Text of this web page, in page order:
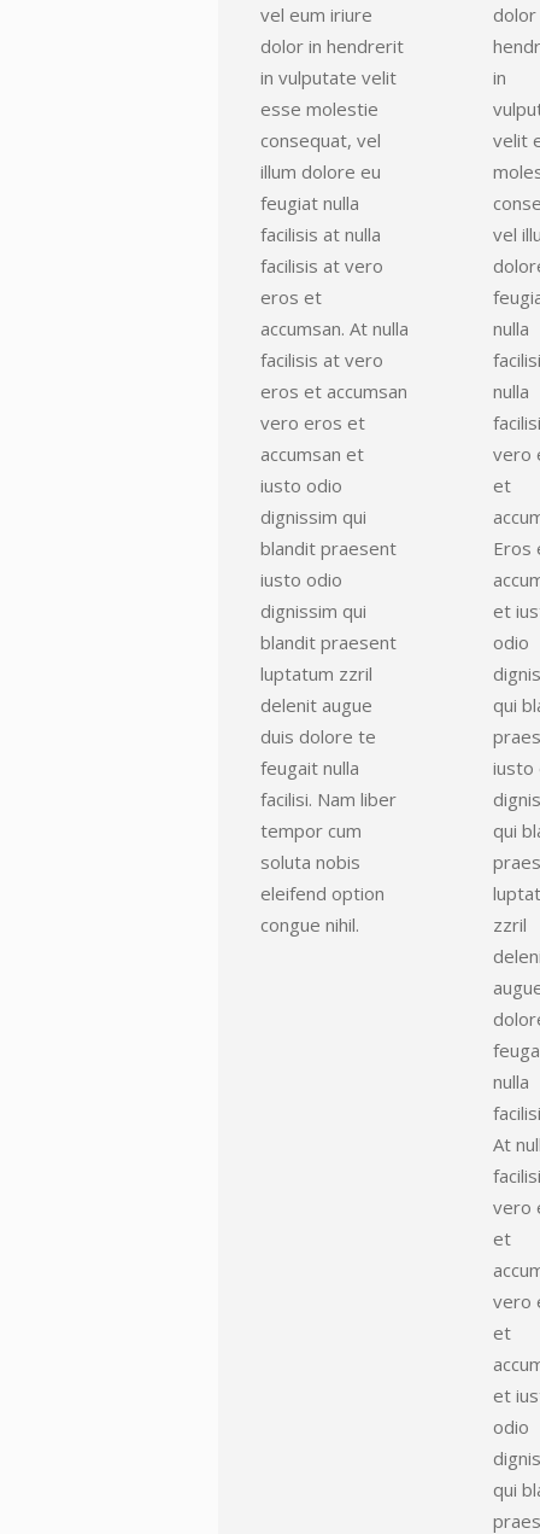
vel eum iriure
dolor in hendrerit
in vulputate velit
esse molestie
consequat, vel
illum dolore eu
feugiat nulla
facilisis at nulla
facilisis at vero
eros et
accumsan. At nulla
facilisis at vero
eros et accumsan
vero eros et
accumsan et
iusto odio
dignissim qui
blandit praesent
iusto odio
dignissim qui
blandit praesent
luptatum zzril
delenit augue
duis dolore te
feugait nulla
facilisi. Nam liber
tempor cum
soluta nobis
eleifend option
congue nihil.
dolor
in
velit
vel
nulla
nulla
vero
et
Eros
et
odio
qui
iusto
qui
zzril
nulla
At
vero
et
vero
et
et
odio
qui